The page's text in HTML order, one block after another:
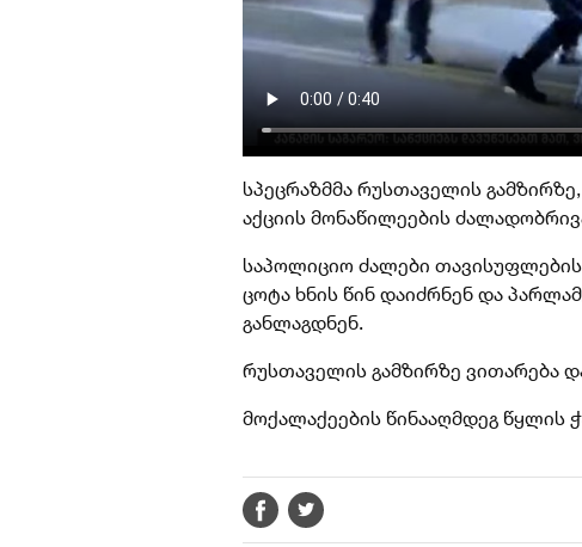
სპეცრაზმმა რუსთაველის
აქციის მონაწილეების
საპოლიციო ძალები
ცოტა ხნის წინ დაიძრნენ და
განლაგდნენ.
რუსთაველის გამზირზე ვითარება
მოქალაქეების წინააღმდეგ წყლის